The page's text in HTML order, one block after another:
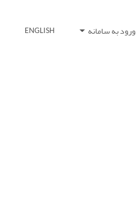
ورود به سامانه ENGLISH